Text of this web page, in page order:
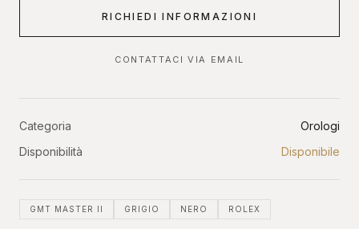
RICHIEDI INFORMAZIONI
CONTATTACI VIA EMAIL
Categoria
Orologi
Disponibilità
Disponibile
GMT MASTER II GRIGIO NERO ROLEX